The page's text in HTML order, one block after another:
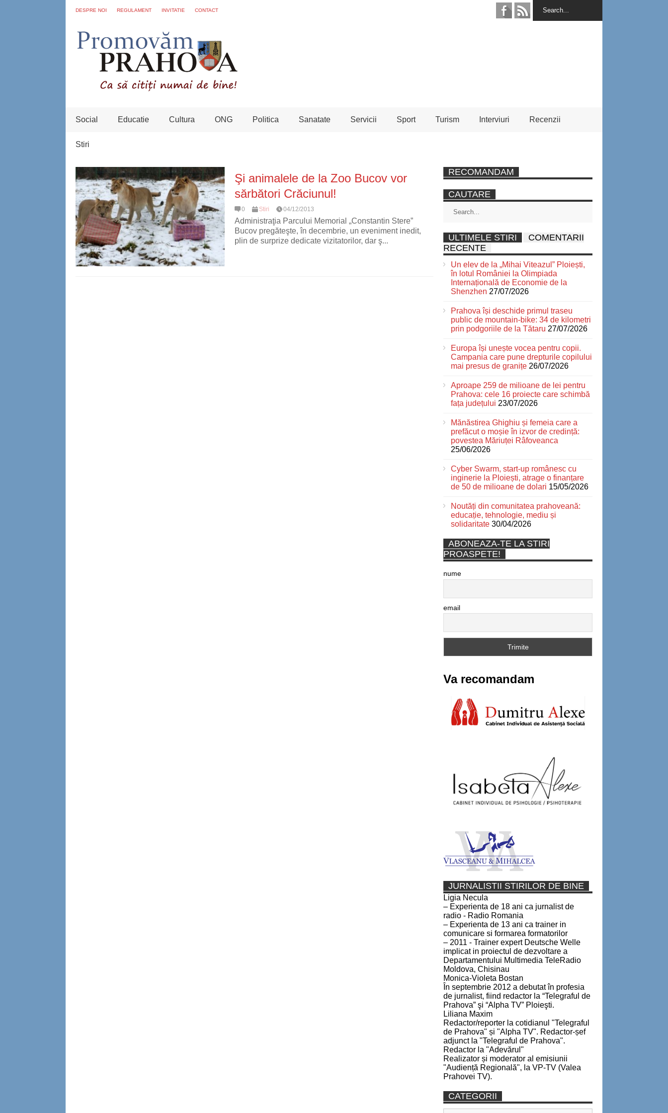
DESPRE NOI REGULAMENT INVITATIE CONTACT
Social Educatie Cultura ONG Politica Sanatate Servicii Sport Turism Interviuri Recenzii
Stiri
Şi animalele de la Zoo Bucov vor
sărbători Crăciunul!
0 Stiri 04/12/2013
Administraţia Parcului Memorial „Constantin Stere”
Bucov pregăteşte, în decembrie, un eveniment inedit,
plin de surprize dedicate vizitatorilor, dar ş...
RECOMANDAM
CAUTARE
ULTIMELE STIRI
COMENTARII
RECENTE
Un elev de la „Mihai Viteazul” Ploiești,
în lotul României la Olimpiada
Internațională de Economie de la
Shenzhen 27/07/2026
Prahova își deschide primul traseu
public de mountain-bike: 34 de kilometri
prin podgoriile de la Tătaru 27/07/2026
Europa își unește vocea pentru copii.
Campania care pune drepturile copilului
mai presus de granițe 26/07/2026
Aproape 259 de milioane de lei pentru
Prahova: cele 16 proiecte care schimbă
fața județului 23/07/2026
Mănăstirea Ghighiu și femeia care a
prefăcut o moșie în izvor de credință:
povestea Măriuței Râfoveanca
25/06/2026
Cyber Swarm, start-up românesc cu
inginerie la Ploiești, atrage o finanțare
de 50 de milioane de dolari 15/05/2026
Noutăți din comunitatea prahoveană:
educație, tehnologie, mediu și
solidaritate 30/04/2026
ABONEAZA-TE LA STIRI
PROASPETE!
nume
email
Va recomandam
JURNALISTII STIRILOR DE BINE
Ligia Necula
– Experienta de 18 ani ca jurnalist de
radio - Radio Romania
– Experienta de 13 ani ca trainer in
comunicare si formarea formatorilor
– 2011 - Trainer expert Deutsche Welle
implicat in proiectul de dezvoltare a
Departamentului Multimedia TeleRadio
Moldova, Chisinau
Monica-Violeta Bostan
În septembrie 2012 a debutat în profesia
de jurnalist, fiind redactor la “Telegraful de
Prahova” şi “Alpha TV” Ploieşti.
Liliana Maxim
Redactor/reporter la cotidianul "Telegraful
de Prahova" și "Alpha TV". Redactor-șef
adjunct la "Telegraful de Prahova".
Redactor la "Adevărul"
Realizator și moderator al emisiunii
"Audiență Regională", la VP-TV (Valea
Prahovei TV).
CATEGORII
Categorii